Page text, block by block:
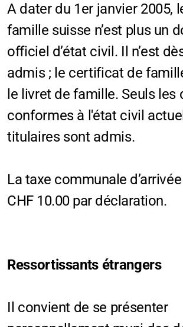
A dater du 1er janvier 2005,
famille suisse n’est plus un
officiel d’état civil. Il n’est
admis ; le certificat de
le livret de famille. Seuls
conformes à l'état civil
titulaires sont admis.
La taxe communale d’arrivée
CHF 10.00 par déclaration.
Ressortissants étrangers
Il convient de se présenter
Refuge